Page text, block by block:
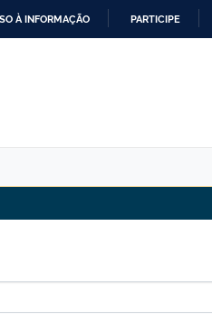
À INFORMAÇÃO PARTICIPE